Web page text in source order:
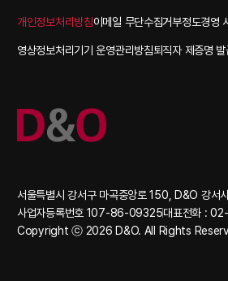
개인정보처리방침이메일 무단수집거부정도경영
영상정보처리기기 운영관리방침퇴직자 제증명
서울특별시 강서구 마곡중앙로 150, D&O 강서
사업자등록번호 107-86-09325대표전화 :
Copyright ⓒ 2026 D&O. All Rights